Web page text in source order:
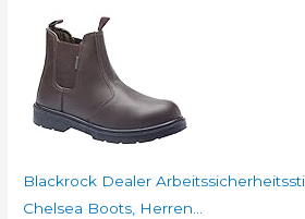
Blackrock Dealer
Chelsea Boots, Herren...